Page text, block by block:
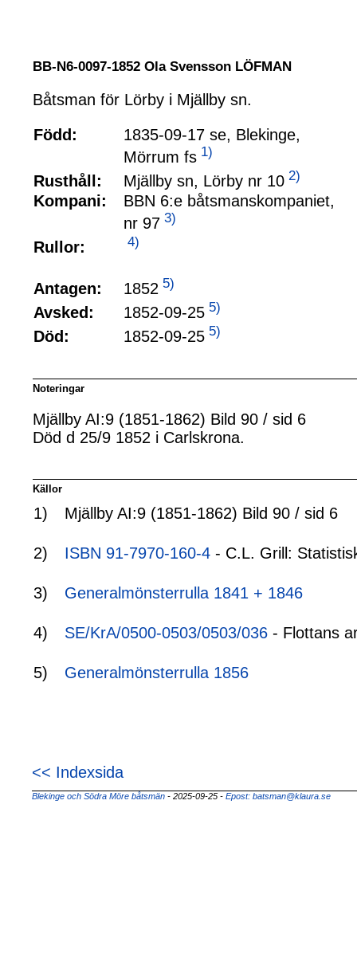
BB-N6-0097-1852 Ola Svensson LÖFMAN
Båtsman för Lörby i Mjällby sn.
Född:
1835-09-17 se, Blekinge,
Mörrum fs 1)
Rusthåll: Mjällby sn, Lörby nr 10 2)
Kompani:
BBN 6:e båtsmanskompaniet,
nr 97 3)
Rullor: 4)
Antagen: 1852 5)
Avsked: 1852-09-25 5)
Död: 1852-09-25 5)
Noteringar
Mjällby AI:9 (1851-1862) Bild 90 / sid 6
Död d 25/9 1852 i Carlskrona.
Källor
1) Mjällby AI:9 (1851-1862) Bild 90 / sid 6
2) ISBN 91-7970-160-4 - C.L. Grill:
3) Generalmönsterrulla 1841 + 1846
4) SE/KrA/0500-0503/0503/036 - Flottans
5) Generalmönsterrulla 1856
<< Indexsida
Blekinge och Södra Möre båtsmän - 2025-09-25 - Epost: batsman@klaura.se